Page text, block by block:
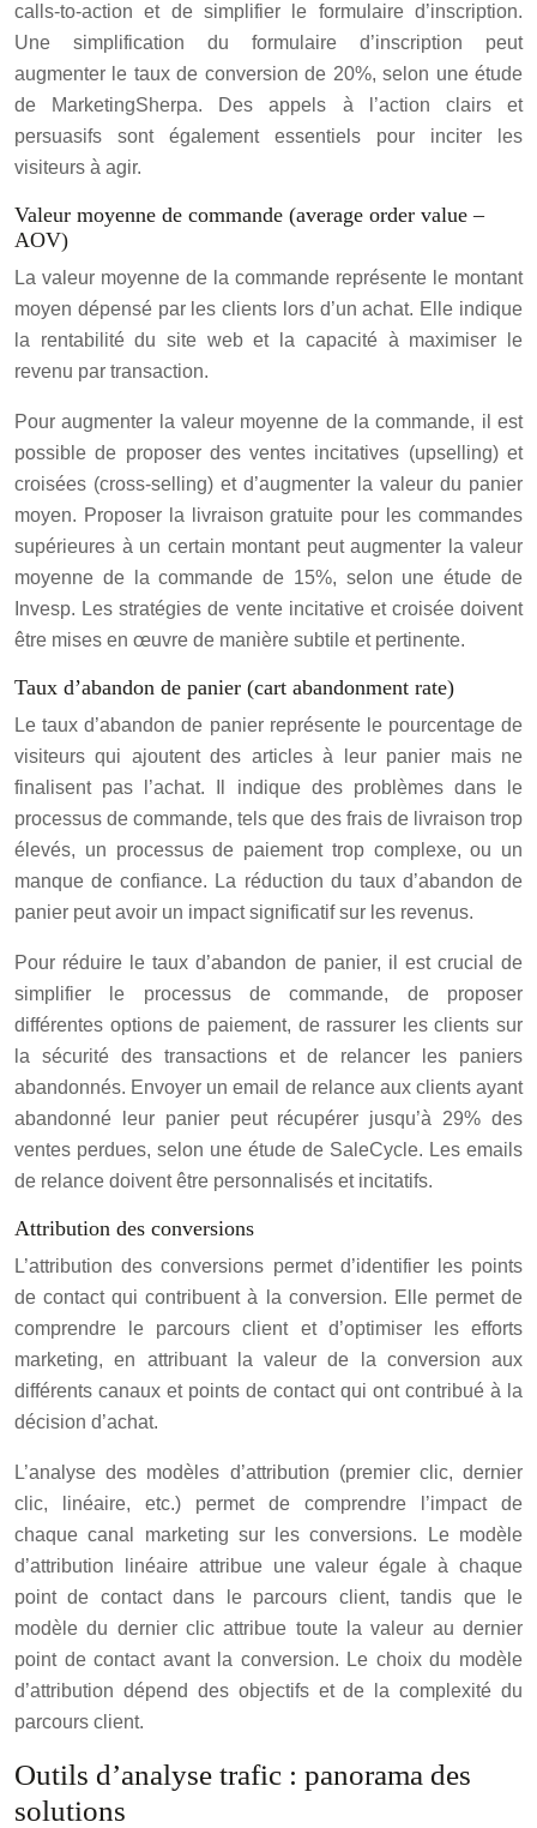
calls-to-action et de simplifier le formulaire d’inscription.
Une simplification du formulaire d’inscription peut
augmenter le taux de conversion de 20%, selon une étude
de MarketingSherpa. Des appels à l’action clairs et
persuasifs sont également essentiels pour inciter les
visiteurs à agir.
Valeur moyenne de commande (average order value –
AOV)
La valeur moyenne de la commande représente le montant
moyen dépensé par les clients lors d’un achat. Elle indique
la rentabilité du site web et la capacité à maximiser le
revenu par transaction.
Pour augmenter la valeur moyenne de la commande, il est
possible de proposer des ventes incitatives (upselling) et
croisées (cross-selling) et d’augmenter la valeur du panier
moyen. Proposer la livraison gratuite pour les commandes
supérieures à un certain montant peut augmenter la valeur
moyenne de la commande de 15%, selon une étude de
Invesp. Les stratégies de vente incitative et croisée doivent
être mises en œuvre de manière subtile et pertinente.
Taux d’abandon de panier (cart abandonment rate)
Le taux d’abandon de panier représente le pourcentage de
visiteurs qui ajoutent des articles à leur panier mais ne
finalisent pas l’achat. Il indique des problèmes dans le
processus de commande, tels que des frais de livraison trop
élevés, un processus de paiement trop complexe, ou un
manque de confiance. La réduction du taux d’abandon de
panier peut avoir un impact significatif sur les revenus.
Pour réduire le taux d’abandon de panier, il est crucial de
simplifier le processus de commande, de proposer
différentes options de paiement, de rassurer les clients sur
la sécurité des transactions et de relancer les paniers
abandonnés. Envoyer un email de relance aux clients ayant
abandonné leur panier peut récupérer jusqu’à 29% des
ventes perdues, selon une étude de SaleCycle. Les emails
de relance doivent être personnalisés et incitatifs.
Attribution des conversions
L’attribution des conversions permet d’identifier les points
de contact qui contribuent à la conversion. Elle permet de
comprendre le parcours client et d’optimiser les efforts
marketing, en attribuant la valeur de la conversion aux
différents canaux et points de contact qui ont contribué à la
décision d’achat.
L’analyse des modèles d’attribution (premier clic, dernier
clic, linéaire, etc.) permet de comprendre l’impact de
chaque canal marketing sur les conversions. Le modèle
d’attribution linéaire attribue une valeur égale à chaque
point de contact dans le parcours client, tandis que le
modèle du dernier clic attribue toute la valeur au dernier
point de contact avant la conversion. Le choix du modèle
d’attribution dépend des objectifs et de la complexité du
parcours client.
Outils d’analyse trafic : panorama des
solutions